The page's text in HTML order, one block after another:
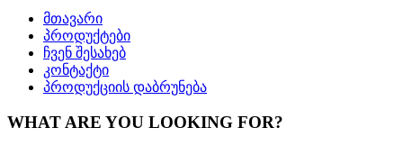
მთავარი
პროდუქტები
ჩვენ შესახებ
კონტაქტი
პროდუქციის დაბრუნება
WHAT ARE YOU LOOKING FOR?